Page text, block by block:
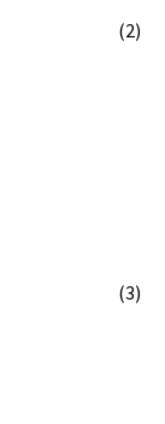
(2)
(3)